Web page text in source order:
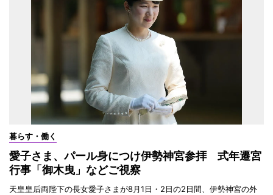
暮らす・働く
愛子さま、パール身につけ伊勢神宮参拝 式年遷宮
行事「御木曳」などご視察
天皇皇后両陛下の長女愛子さまが8月1日・2日の2日間、伊勢神宮の外